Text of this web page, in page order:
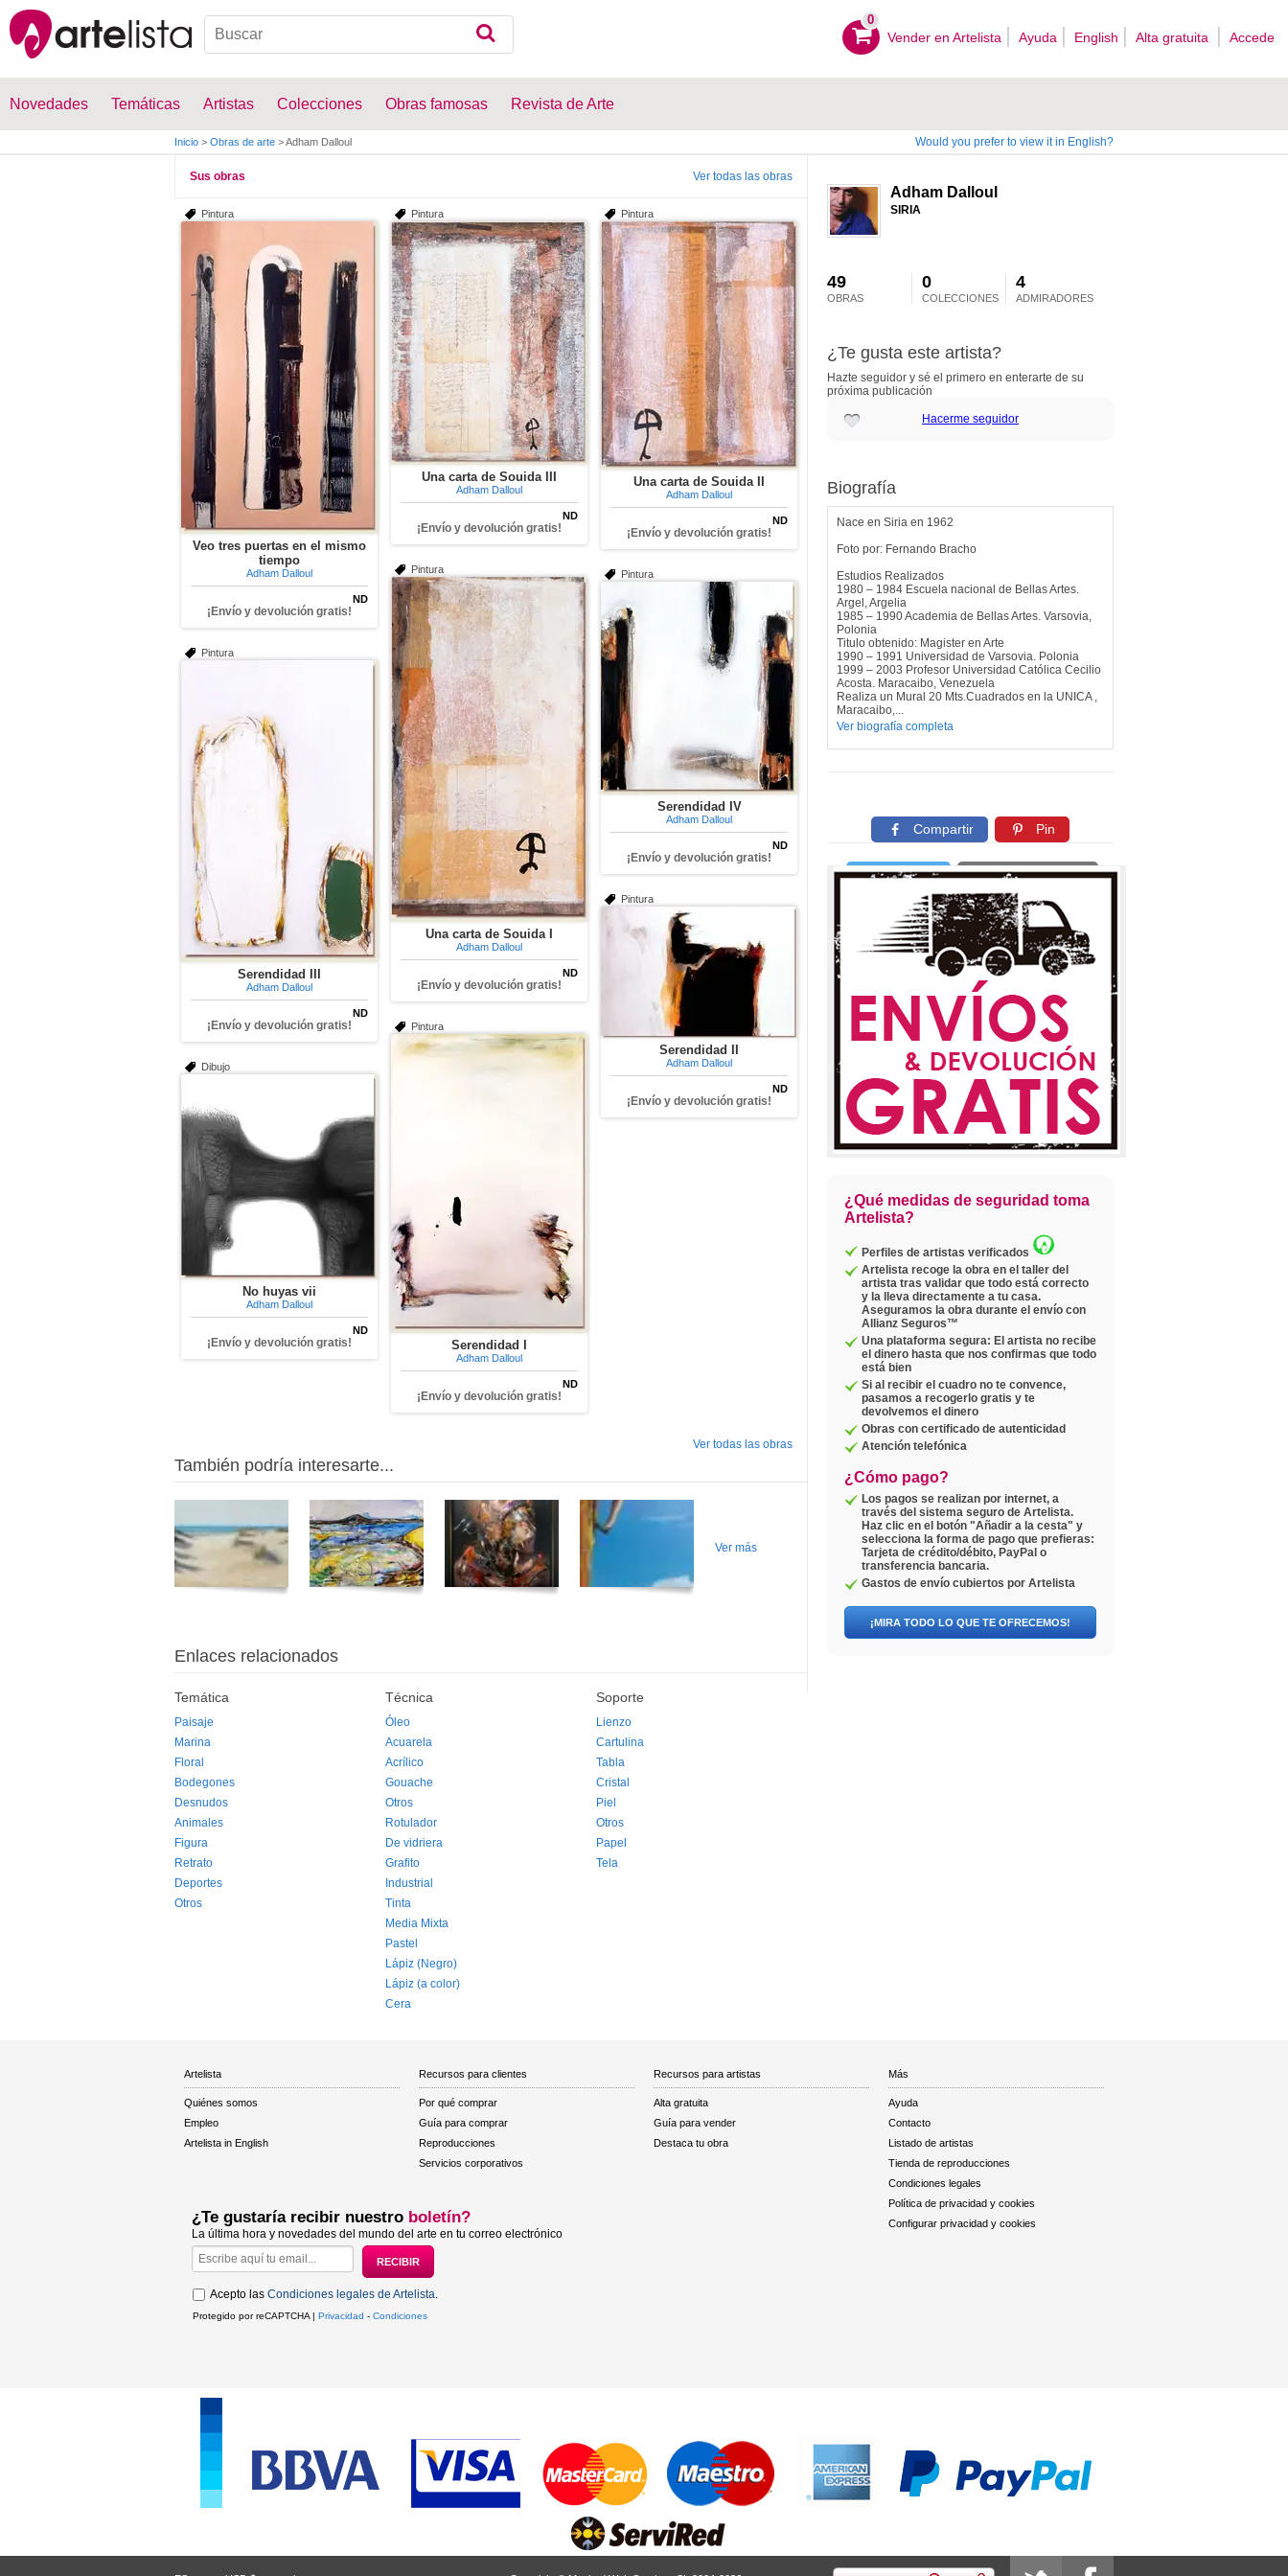
0
Vender en Artelista Ayuda English Alta gratuita Accede
Novedades Temáticas Artistas Colecciones Obras famosas Revista de Arte
Inicio > Obras de arte >Adham Dalloul Would you prefer to view it in English?
Adham Dalloul
SIRIA
49
OBRAS
0
COLECCIONES
4
ADMIRADORES
¿Te gusta este artista?
Hazte seguidor y sé el primero en enterarte de su
próxima publicación
Hacerme seguidor
Biografía
Nace en Siria en 1962
Foto por: Fernando Bracho
Estudios Realizados
1980 – 1984 Escuela nacional de Bellas Artes.
Argel, Argelia
1985 – 1990 Academia de Bellas Artes. Varsovia,
Polonia
Titulo obtenido: Magister en Arte
1990 – 1991 Universidad de Varsovia. Polonia
1999 – 2003 Profesor Universidad Católica Cecilio
Acosta. Maracaibo, Venezuela
Realiza un Mural 20 Mts.Cuadrados en la UNICA ,
Maracaibo,...
Ver biografía completa
Compartir Pin
Twittear Copiar enlace
¿Qué medidas de seguridad toma
Artelista?
Perfiles de artistas verificados
Artelista recoge la obra en el taller del
artista tras validar que todo está correcto
y la lleva directamente a tu casa.
Aseguramos la obra durante el envío con
Allianz Seguros™
Una plataforma segura: El artista no recibe
el dinero hasta que nos confirmas que todo
está bien
Si al recibir el cuadro no te convence,
pasamos a recogerlo gratis y te
devolvemos el dinero
Obras con certificado de autenticidad
Atención telefónica
¿Cómo pago?
Los pagos se realizan por internet, a
través del sistema seguro de Artelista.
Haz clic en el botón "Añadir a la cesta" y
selecciona la forma de pago que prefieras:
Tarjeta de crédito/débito, PayPal o
transferencia bancaria.
Gastos de envío cubiertos por Artelista
¡MIRA TODO LO QUE TE OFRECEMOS!
Sus obras Ver todas las obras
Pintura
Veo tres puertas en el mismo
tiempo
Adham Dalloul
ND
¡Envío y devolución gratis!
Pintura
Una carta de Souida III
Adham Dalloul
ND
¡Envío y devolución gratis!
Pintura
Una carta de Souida II
Adham Dalloul
ND
¡Envío y devolución gratis!
Pintura
Una carta de Souida I
Adham Dalloul
ND
¡Envío y devolución gratis!
Pintura
Serendidad IV
Adham Dalloul
ND
¡Envío y devolución gratis!
Pintura
Serendidad III
Adham Dalloul
ND
¡Envío y devolución gratis!
Pintura
Serendidad II
Adham Dalloul
ND
¡Envío y devolución gratis!
Pintura
Serendidad I
Adham Dalloul
ND
¡Envío y devolución gratis!
Dibujo
No huyas vii
Adham Dalloul
ND
¡Envío y devolución gratis!
Ver todas las obras
También podría interesarte...
Ver más
Enlaces relacionados
Temática
Paisaje
Marina
Floral
Bodegones
Desnudos
Animales
Figura
Retrato
Deportes
Otros
Técnica
Óleo
Acuarela
Acrílico
Gouache
Otros
Rotulador
De vidriera
Grafito
Industrial
Tinta
Media Mixta
Pastel
Lápiz (Negro)
Lápiz (a color)
Cera
Soporte
Lienzo
Cartulina
Tabla
Cristal
Piel
Otros
Papel
Tela
Artelista
Quiénes somos
Empleo
Artelista in English
Recursos para clientes
Por qué comprar
Guía para comprar
Reproducciones
Servicios corporativos
Recursos para artistas
Alta gratuita
Guía para vender
Destaca tu obra
Más
Ayuda
Contacto
Listado de artistas
Tienda de reproducciones
Condiciones legales
Política de privacidad y cookies
Configurar privacidad y cookies
¿Te gustaría recibir nuestro boletín?
La última hora y novedades del mundo del arte en tu correo electrónico
Acepto las Condiciones legales de Artelista.
Protegido por reCAPTCHA | Privacidad - Condiciones